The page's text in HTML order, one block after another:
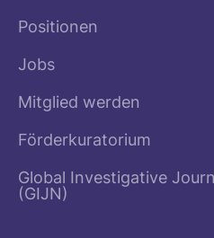
Positionen
Jobs
Mitglied werden
Förderkuratorium
Global Investigative
(GIJN)